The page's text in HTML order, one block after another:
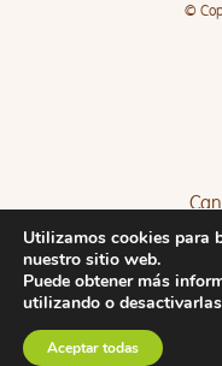
©
Utilizamos cookies para
nuestro sitio web.
Puede obtener más
utilizando o
Aceptar todas